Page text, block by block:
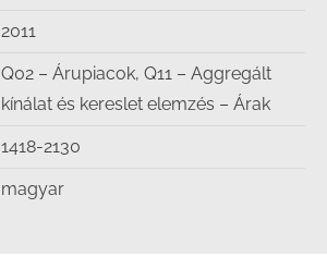
2011
Q02 – Árupiacok, Q11 – Aggregált
kínálat és kereslet elemzés – Árak
1418-2130
magyar